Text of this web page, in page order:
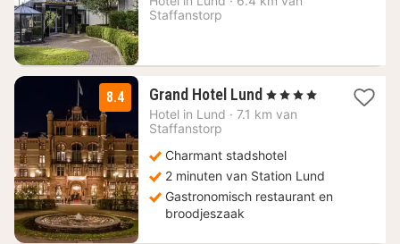
Staffanstorp
8.4 Grand Hotel Lund 1
nacht
€
, 4 Sterren
Hotel in Lund · 7.1 km van
Staffanstorp
Charmant stadshotel
2 minuten van Station Lund
Gastronomisch restaurant en
broodjeszaak